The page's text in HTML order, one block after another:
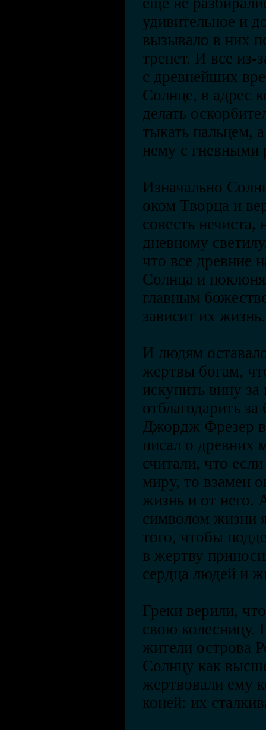
удивительное и
вызывало в них
трепет. И все из-
с древнейших
Солнце, в адрес
делать
тыкать пальцем,
нему с гневными
Изначально
оком Творца и
совесть нечиста,
дневному
что все древние
Солнца и
главным
зависит их
И людям
жертвы богам,
искупить вину
отблагодарить
Джордж Фрезер в
писал о древних
считали, что
миру, то взамен
жизнь и от него.
символом жизни
того, чтобы
в жертву
сердца людей и
Греки верили,
свою колесницу.
жители острова
Солнцу как
жертвовали ему
коней: их